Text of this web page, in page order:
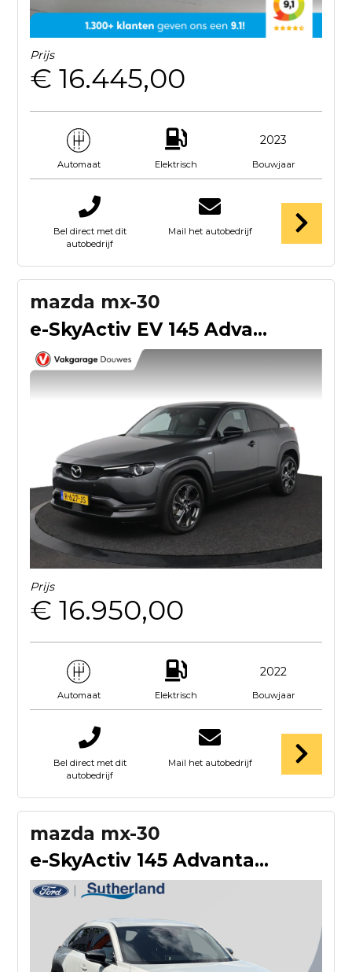
Prijs
€ 16.445,00
Automaat Elektrisch
2023
Bouwjaar
Bel direct met dit
autobedrijf
Mail het autobedrijf
mazda mx-30
e-SkyActiv EV 145 Advantage 36 kWh |NAP|1e eigenaar|Camera|S
Prijs
€ 16.950,00
Automaat Elektrisch
2022
Bouwjaar
Bel direct met dit
autobedrijf
Mail het autobedrijf
mazda mx-30
e-SkyActiv 145 Advantage 36 kWh Head-up Display | ACC | BLIS